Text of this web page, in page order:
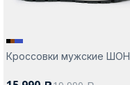
Кроссовки мужские ШОН